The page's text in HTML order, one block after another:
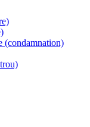
(condamnation)